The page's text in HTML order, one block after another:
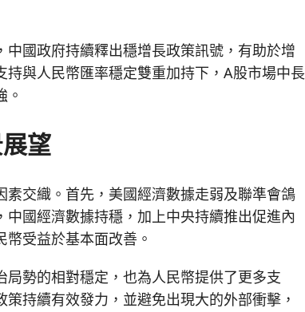
中國政府持續釋出穩增長政策訊號，有助於增
持與人民幣匯率穩定雙重加持下，A股市場中長
。
望
素交織。首先，美國經濟數據走弱及聯準會鴿
中國經濟數據持穩，加上中央持續推出促進內
受益於基本面改善。
局勢的相對穩定，也為人民幣提供了更多支
持續有效發力，並避免出現大的外部衝擊，